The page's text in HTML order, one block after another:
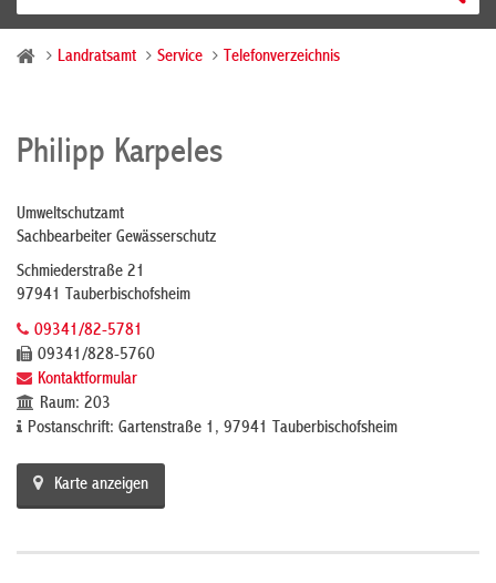
Landratsamt Service Telefonverzeichnis
Philipp Karpeles
Umweltschutzamt
Sachbearbeiter Gewässerschutz
Schmiederstraße 21
97941 Tauberbischofsheim
09341/82-5781
09341/828-5760
Kontaktformular
Raum: 203
Postanschrift: Gartenstraße 1, 97941 Tauberbischofsheim
Karte anzeigen